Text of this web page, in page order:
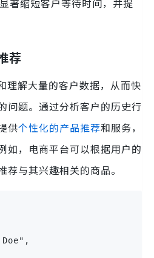
著缩短客户等待时间，并提
荐
理解大量的客户数据，从而快
问题。通过分析客户的历史行
供个性化的产品推荐和服务，
如，电商平台可以根据用户的
与其兴趣相关的商品。